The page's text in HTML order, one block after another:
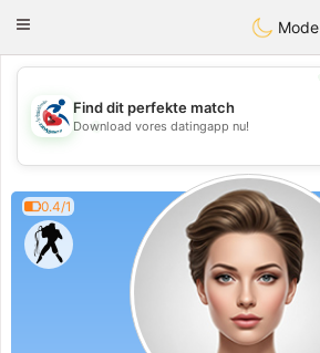
Handi Space
Toggle
Mode
💖
💕
Find dit perfekte match
Download vores datingapp nu!
0.4/1